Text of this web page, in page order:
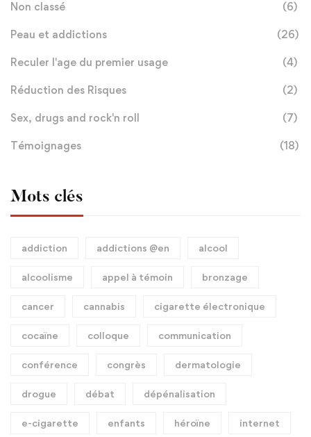
Non classé (6)
Peau et addictions (26)
Reculer l'age du premier usage (4)
Réduction des Risques (2)
Sex, drugs and rock'n roll (7)
Témoignages (18)
Mots clés
addiction addictions @en alcool
alcoolisme appel à témoin bronzage
cancer cannabis cigarette électronique
cocaïne colloque communication
conférence congrès dermatologie
drogue débat dépénalisation
e-cigarette enfants héroïne internet